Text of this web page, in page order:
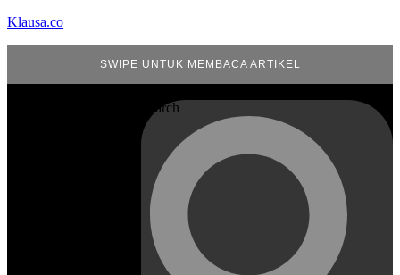
Klausa.co
SWIPE UNTUK MEMBACA ARTIKEL
Search